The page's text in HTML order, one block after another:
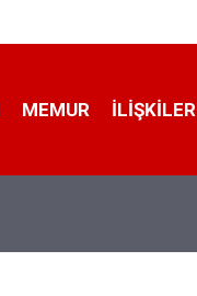
MEMUR İLIŞKILER